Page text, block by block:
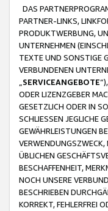
DAS
PARTNER-LINKS,
PRODUKTWERBUNG,
UNTERNEHMEN
TEXTE UND SONSTIGE
VERBUNDENEN
SERVICEANGEBOTE
ODER LIZENZGEBER
GESETZLICH ODER IN
SCHLIESSEN JEGLICHE
GEWÄHRLEISTUNGEN
VERWENDUNGSZWECK,
ÜBLICHEN
BESCHAFFENHEIT,
NOCH UNSERE
BESCHRIEBEN
KORREKT, FEHLERFREI